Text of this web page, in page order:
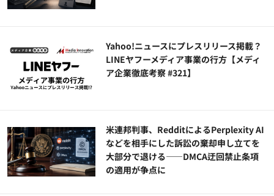
Yahoo!ニュースにプレスリリース掲載？
LINEヤフーメディア事業の行方【メディ
ア企業徹底考察 #321】
米連邦判事、RedditによるPerplexity AI
などを相手にした訴訟の棄却申し立てを
大部分で退ける——DMCA迂回禁止条項
の適用が争点に